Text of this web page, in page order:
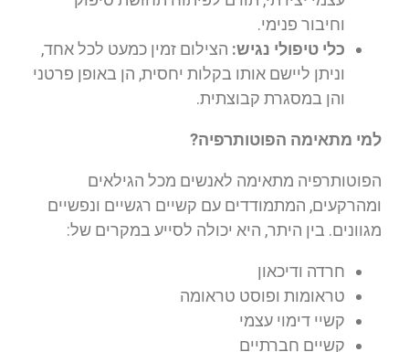
וחיבור פנימי.
כלי טיפולי נגיש: הצילום זמין כמעט לכל אחד,
וניתן ליישם אותו בקלות יחסית, הן באופן פרטני
והן במסגרת קבוצתית.
למי מתאימה הפוטותרפיה?
הפוטותרפיה מתאימה לאנשים מכל הגילאים
ומהרקעים, המתמודדים עם קשיים רגשיים ונפשיים
מגוונים. בין היתר, היא יכולה לסייע במקרים של:
חרדה ודיכאון
טראומות ופוסט טראומה
קשיי דימוי עצמי
קשיים חברתיים